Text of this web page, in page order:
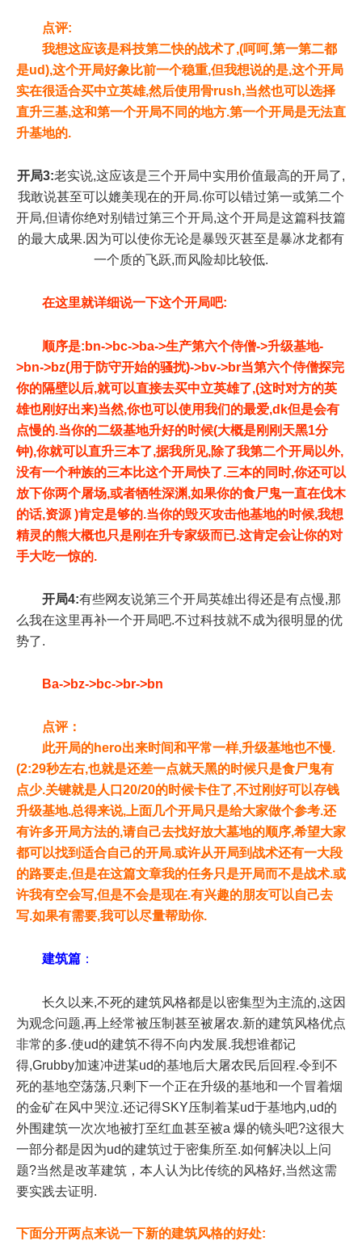
点评:
我想这应该是科技第二快的战术了,(呵呵,第一第二都
是ud),这个开局好象比前一个稳重,但我想说的是,这个开局
实在很适合买中立英雄,然后使用骨rush,当然也可以选择
直升三基,这和第一个开局不同的地方.第一个开局是无法直
升基地的.
开局3:老实说,这应该是三个开局中实用价值最高的开局了,
我敢说甚至可以媲美现在的开局.你可以错过第一或第二个
开局,但请你绝对别错过第三个开局,这个开局是这篇科技篇
的最大成果.因为可以使你无论是暴毁灭甚至是暴冰龙都有
一个质的飞跃,而风险却比较低.
在这里就详细说一下这个开局吧:
顺序是:bn->bc->ba->生产第六个侍僧->升级基地-
>bn->bz(用于防守开始的骚扰)->bv->br当第六个侍僧探完
你的隔壁以后,就可以直接去买中立英雄了,(这时对方的英
雄也刚好出来)当然,你也可以使用我们的最爱,dk但是会有
点慢的.当你的二级基地升好的时候(大概是刚刚天黑1分
钟),你就可以直升三本了,据我所见,除了我第二个开局以外,
没有一个种族的三本比这个开局快了.三本的同时,你还可以
放下你两个屠场,或者牺牲深渊,如果你的食尸鬼一直在伐木
的话,资源 )肯定是够的.当你的毁灭攻击他基地的时候,我想
精灵的熊大概也只是刚在升专家级而已.这肯定会让你的对
手大吃一惊的.
开局4:有些网友说第三个开局英雄出得还是有点慢,那
么我在这里再补一个开局吧.不过科技就不成为很明显的优
势了.
Ba->bz->bc->br->bn
点评：
此开局的hero出来时间和平常一样,升级基地也不慢.
(2:29秒左右,也就是还差一点就天黑的时候只是食尸鬼有
点少.关键就是人口20/20的时候卡住了,不过刚好可以存钱
升级基地.总得来说,上面几个开局只是给大家做个参考.还
有许多开局方法的,请自己去找好放大墓地的顺序,希望大家
都可以找到适合自己的开局.或许从开局到战术还有一大段
的路要走,但是在这篇文章我的任务只是开局而不是战术.或
许我有空会写,但是不会是现在.有兴趣的朋友可以自己去
写.如果有需要,我可以尽量帮助你.
建筑篇 ：
长久以来,不死的建筑风格都是以密集型为主流的,这因
为观念问题,再上经常被压制甚至被屠农.新的建筑风格优点
非常的多.使ud的建筑不得不向内发展.我想谁都记
得,Grubby加速冲进某ud的基地后大屠农民后回程.令到不
死的基地空荡荡,只剩下一个正在升级的基地和一个冒着烟
的金矿在风中哭泣.还记得SKY压制着某ud于基地内,ud的
外围建筑一次次地被打至红血甚至被a 爆的镜头吧?这很大
一部分都是因为ud的建筑过于密集所至.如何解决以上问
题?当然是改革建筑，本人认为比传统的风格好,当然这需
要实践去证明.
下面分开两点来说一下新的建筑风格的好处: